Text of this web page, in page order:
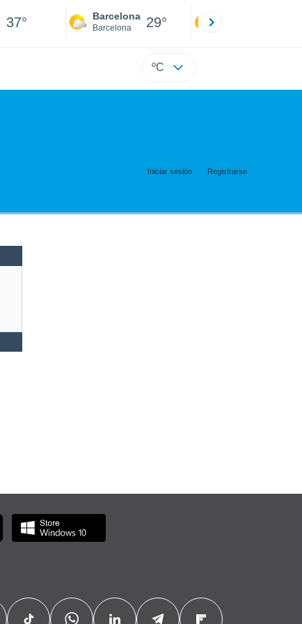
37° Barcelona
Barcelona 29°
ºC
Iniciar sesión Registrarse